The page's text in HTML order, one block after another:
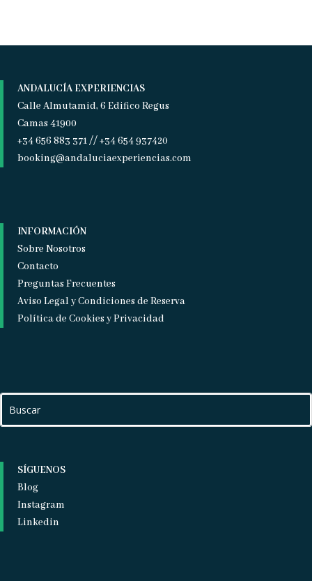
ANDALUCÍA EXPERIENCIAS
Calle Almutamid, 6 Edifico Regus
Camas 41900
+34 656 883 371 // +34 654 937420
booking@andaluciaexperiencias.com
INFORMACIÓN
Sobre Nosotros
Contacto
Preguntas Frecuentes
Aviso Legal y Condiciones de Reserva
Política de Cookies y Privacidad
SÍGUENOS
Blog
Instagram
Linkedin